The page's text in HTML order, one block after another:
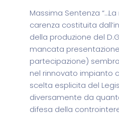
Massima Sentenza
carenza costituita
della produzione del
mancata
partecipazione)
nel rinnovato impianto
scelta esplicita del
diversamente da
difesa della